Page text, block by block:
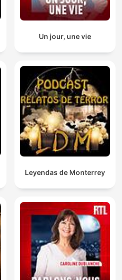
Un jour, une vie
Leyendas de Monterrey